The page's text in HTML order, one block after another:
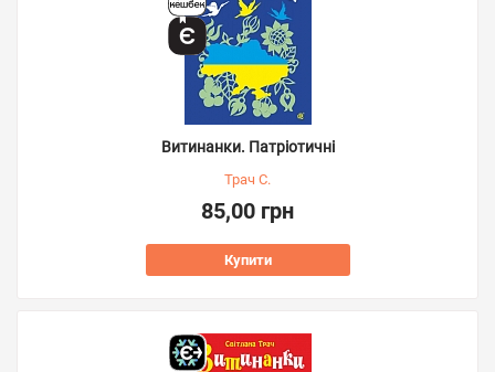
Витинанки. Патріотичні
Трач С.
85,00 грн
Купити